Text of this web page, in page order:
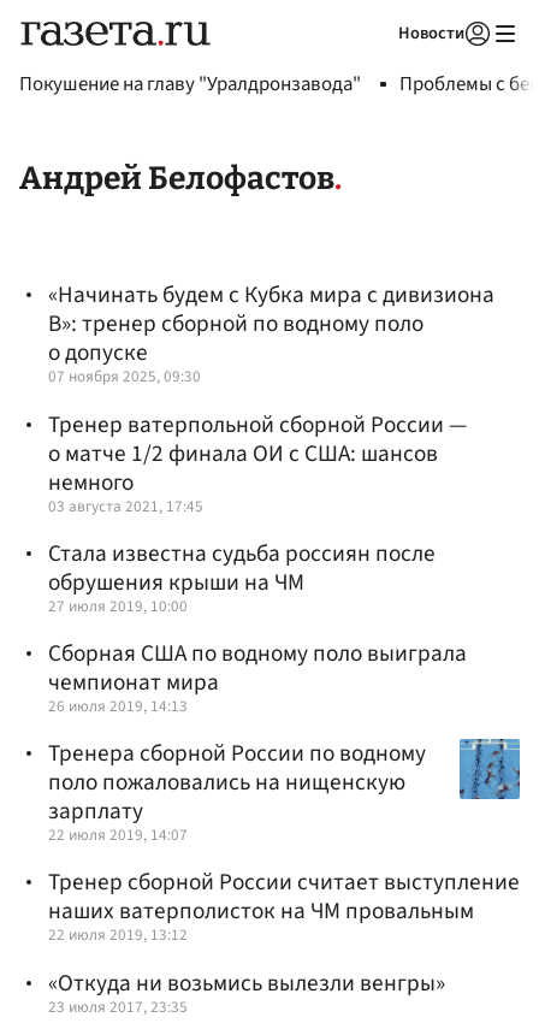
Новости
Покушение на главу "Уралдронзавода" Проблемы с
Андрей Белофастов
«Начинать будем с Кубка мира с дивизиона
В»: тренер сборной по водному поло
о допуске
07 ноября 2025, 09:30
Тренер ватерпольной сборной России —
о матче 1/2 финала ОИ с США: шансов
немного
03 августа 2021, 17:45
Стала известна судьба россиян после
обрушения крыши на ЧМ
27 июля 2019, 10:00
Сборная США по водному поло выиграла
чемпионат мира
26 июля 2019, 14:13
Тренера сборной России по водному
поло пожаловались на нищенскую
зарплату
22 июля 2019, 14:07
Тренер сборной России считает выступление
наших ватерполисток на ЧМ провальным
22 июля 2019, 13:12
«Откуда ни возьмись вылезли венгры»
23 июля 2017, 23:35